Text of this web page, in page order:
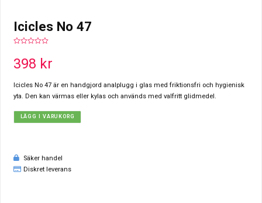
Icicles No 47
of
5
398 kr
Icicles No 47 är en handgjord analplugg i glas med friktionsfri och hygienisk
yta. Den kan värmas eller kylas och används med valfritt glidmedel.
LÄGG I VARUKORG
Säker handel
Diskret leverans